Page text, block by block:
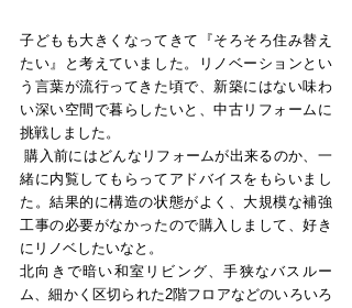
子どもも大きくなってきて『そろそろ住み替え
たい』と考えていました。リノベーションとい
う言葉が流行ってきた頃で、新築にはない味わ
い深い空間で暮らしたいと、中古リフォームに
挑戦しました。
購入前にはどんなリフォームが出来るのか、一
緒に内覧してもらってアドバイスをもらいまし
た。結果的に構造の状態がよく、大規模な補強
工事の必要がなかったので購入しまして、好き
にリノベしたいなと。
北向きで暗い和室リビング、手狭なバスルー
ム、細かく区切られた2階フロアなどのいろいろ